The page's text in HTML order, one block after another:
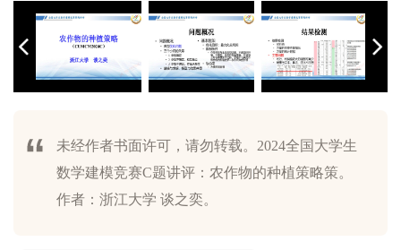
全国大学生数学建模竞赛赛题讲评(2024C)--农作物的种植策略-谈
之奕_页面_01.jpg
全国大学生数学建模竞赛赛题讲评(2024C)--农作物的种植策略-谈
之奕_页面_02.jpg
全国大学生数学建模竞赛赛题讲评(2024C)--农作物的种植策略-谈
之奕_页面_03.jpg
全国大学生数学建模竞赛赛题讲评(2024C)--农作物的种植策略-谈
之奕_页面_04.jpg
全国大学生数学建模竞赛赛题讲评(2024C)--农作物的种植策略-谈
之奕_页面_05.jpg
全国大学生数学建模竞赛赛题讲评(2024C)--农作物的种植策略-谈
之奕_页面_06.jpg
全国大学生数学建模竞赛赛题讲评(2024C)--农作物的种植策略-谈
之奕_页面_07.jpg
全国大学生数学建模竞赛赛题讲评(2024C)--农作物的种植策略-谈
之奕_页面_08.jpg
全国大学生数学建模竞赛赛题讲评(2024C)--农作物的种植策略-谈
之奕_页面_09.jpg
全国大学生数学建模竞赛赛题讲评(2024C)--农作物的种植策略-谈
之奕_页面_10.jpg
全国大学生数学建模竞赛赛题讲评(2024C)--农作物的种植策略-谈
之奕_页面_11.jpg
全国大学生数学建模竞赛赛题讲评(2024C)--农作物的种植策略-谈
之奕_页面_12.jpg
全国大学生数学建模竞赛赛题讲评(2024C)--农作物的种植策略-谈
之奕_页面_13.jpg
全国大学生数学建模竞赛赛题讲评(2024C)--农作物的种植策略-谈
之奕_页面_14.jpg
全国大学生数学建模竞赛赛题讲评(2024C)--农作物的种植策略-谈
之奕_页面_15.jpg
全国大学生数学建模竞赛赛题讲评(2024C)--农作物的种植策略-谈
之奕_页面_16.jpg
全国大学生数学建模竞赛赛题讲评(2024C)--农作物的种植策略-谈
之奕_页面_17.jpg
未经作者书面许可，请勿转载。2024全国大学生
数学建模竞赛C题讲评：农作物的种植策略策。
作者：浙江大学 谈之奕。